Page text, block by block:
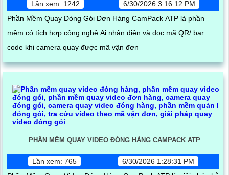
Lần xem: 1242
6/30/2026 3:16:12 PM
Phần Mềm Quay Đóng Gói Đơn Hàng CamPack ATP là phần
mềm có tích hợp công nghệ Ai nhận diện và dọc mã QR/ bar
code khi camera quay được mã vận đơn
PHẦN MỀM QUAY VIDEO ĐÓNG HÀNG CAMPACK ATP
Lần xem: 765
6/30/2026 1:28:31 PM